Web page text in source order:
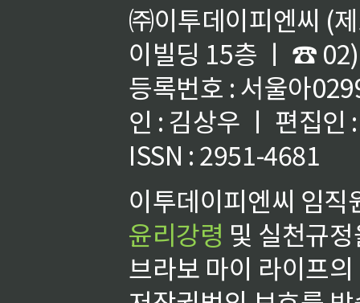
㈜이투데이피엔씨 (
이빌딩 15층 ㅣ ☎
등록번호 : 서울아
인 : 김상우 ㅣ 편집인
ISSN : 2951-4681
이투데이피엔씨 임
윤리강령 및 실천규
브라보 마이 라이프